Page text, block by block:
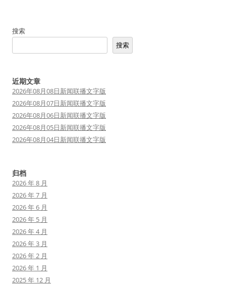
搜索
搜索
近期文章
2026年08月08日新闻联播文字版
2026年08月07日新闻联播文字版
2026年08月06日新闻联播文字版
2026年08月05日新闻联播文字版
2026年08月04日新闻联播文字版
归档
2026 年 8 月
2026 年 7 月
2026 年 6 月
2026 年 5 月
2026 年 4 月
2026 年 3 月
2026 年 2 月
2026 年 1 月
2025 年 12 月